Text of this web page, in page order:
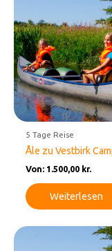
5 Tage Reise
Åle zu Vestbirk
Von: 1.500,00 kr.
Weiterlesen